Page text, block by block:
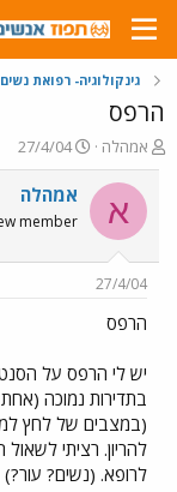
גינקולוגיה- רפואת נשים
הרפס
פ
ו
ת
ח
ה
ש
א
אמהלה
פ
ו
ר
ם
27/4/04
א אמהלה
member
27/4/04
הרפס
יש לי הרפס על
בתדירות נמוכה
(במצבים של לחץ
להריון. רציתי
לרופא. (נשים?